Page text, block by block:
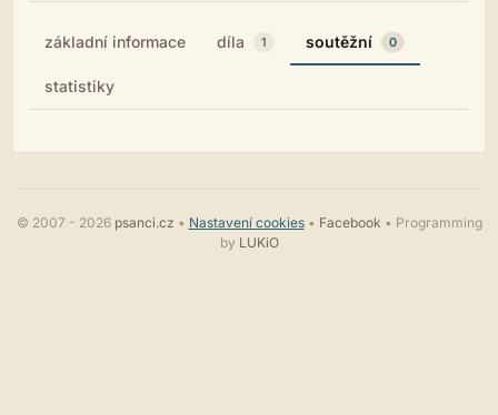
základní informace díla 1 soutěžní 0
statistiky
© 2007 - 2026 psanci.cz • Nastavení cookies• Facebook • Programming
by LUKiO